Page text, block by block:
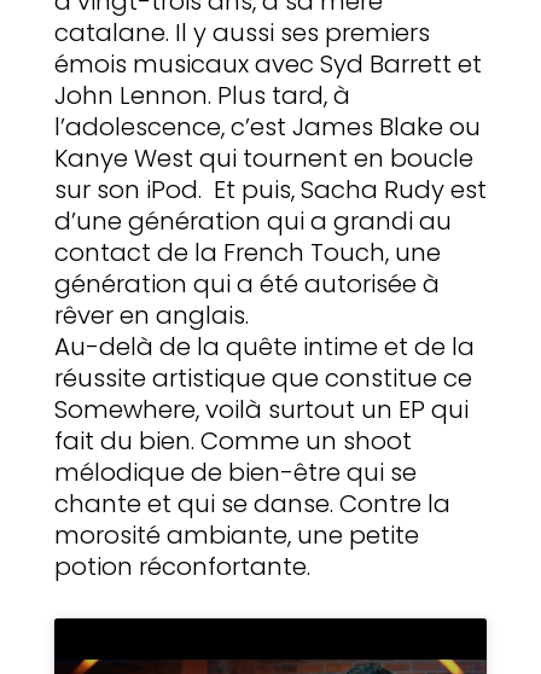
catalane. Il y aussi ses premiers
émois musicaux avec Syd Barrett et
John Lennon. Plus tard, à
l’adolescence, c’est James Blake ou
Kanye West qui tournent en boucle
sur son iPod. Et puis, Sacha Rudy est
d’une génération qui a grandi au
contact de la French Touch, une
génération qui a été autorisée à
rêver en anglais.
Au-delà de la quête intime et de la
réussite artistique que constitue ce
Somewhere, voilà surtout un EP qui
fait du bien. Comme un shoot
mélodique de bien-être qui se
chante et qui se danse. Contre la
morosité ambiante, une petite
potion réconfortante.